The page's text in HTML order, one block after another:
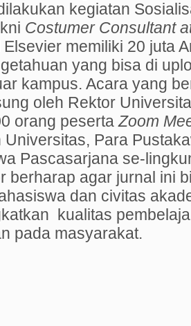
kegiatan
Costumer Consultant
Elsevier memiliki 20 juta
yang bisa di
kampus. Acara yang
oleh Rektor
orang pesertaZoom
Universitas, Para
Pascasarjana se-
berharap agar jurnal ini
dan civitas
kualitas
pada masyarakat.